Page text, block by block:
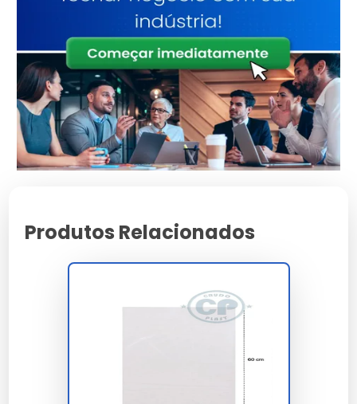
específicas de empresas e indivíduos.
Facilidade no transporte e armazenamento.
Variedade de Tamanhos:Atende a diferentes
demandas, como A4, A5 e ofício.
Versatilidade: Ideal para uso doméstico e
profissional.
Para Quem é Indicado
O envelope saco plástico é indicado para profissionais
Como Funciona / Como Usar
Identifique o tamanho adequado para sua
necessidade, como envelope saco plástico A4
Insira os documentos ou itens a serem
Utilize os furos para arquivamento em pastas, se
Produtos Relacionados